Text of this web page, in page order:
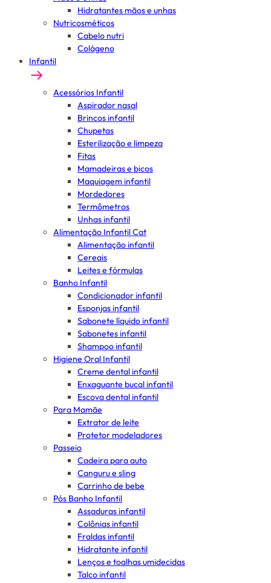
Hidratantes mãos e unhas
Nutricosméticos
Cabelo nutri
Colágeno
Infantil
Acessórios Infantil
Aspirador nasal
Brincos infantil
Chupetas
Esterilização e limpeza
Fitas
Mamadeiras e bicos
Maquiagem infantil
Mordedores
Termômetros
Unhas infantil
Alimentação Infantil Cat
Alimentação infantil
Cereais
Leites e fórmulas
Banho Infantil
Condicionador infantil
Esponjas infantil
Sabonete líquido infantil
Sabonetes infantil
Shampoo infantil
Higiene Oral Infantil
Creme dental infantil
Enxaguante bucal infantil
Escova dental infantil
Para Mamãe
Extrator de leite
Protetor modeladores
Passeio
Cadeira para auto
Canguru e sling
Carrinho de bebe
Pós Banho Infantil
Assaduras infantil
Colônias infantil
Fraldas infantil
Hidratante infantil
Lenços e toalhas umidecidas
Talco infantil